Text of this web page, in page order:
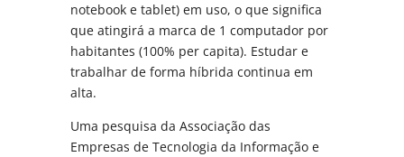
notebook e tablet) em uso, o que significa
que atingirá a marca de 1 computador por
habitantes (100% per capita). Estudar e
trabalhar de forma híbrida continua em
alta.
Uma pesquisa da Associação das
Empresas de Tecnologia da Informação e